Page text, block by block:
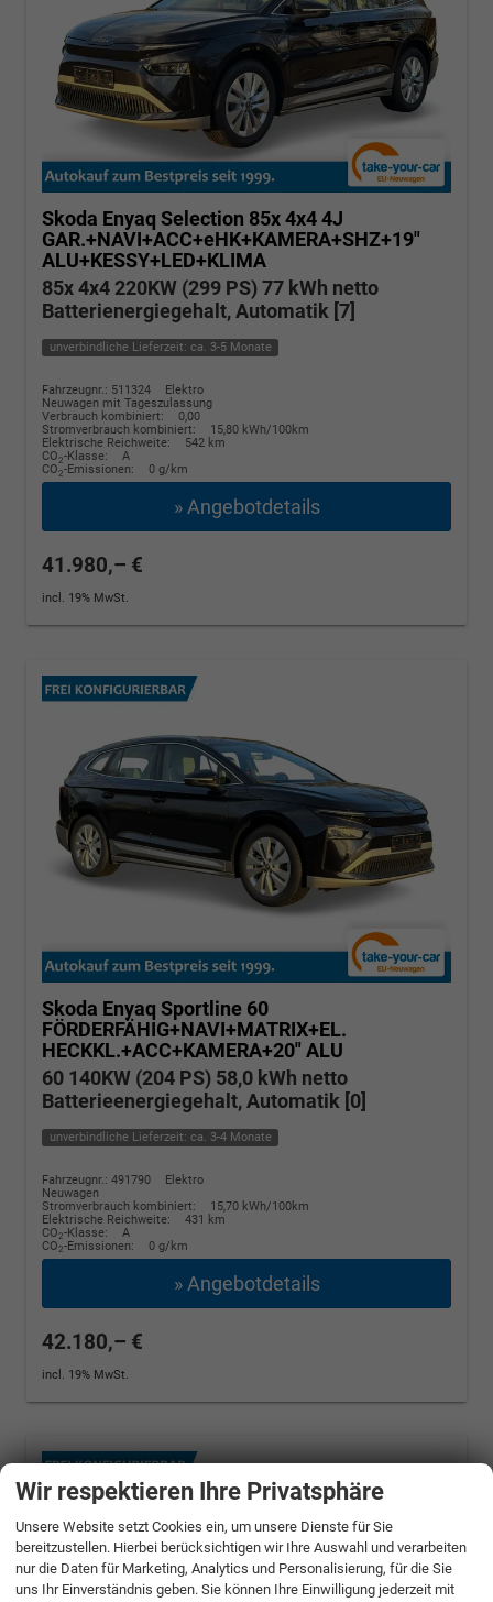
Skoda Enyaq Selection 85x 4x4 4J
GAR.+NAVI+ACC+eHK+KAMERA+SHZ+19"
ALU+KESSY+LED+KLIMA
85x 4x4 220KW (299 PS) 77 kWh netto
Batterienergiegehalt, Automatik [7]
unverbindliche Lieferzeit: ca. 3-5 Monate
Fahrzeugnr.: 511324
Elektro
Neuwagen mit Tageszulassung
Verbrauch kombiniert:
0,00
Stromverbrauch kombiniert:
15,80 kWh/100km
Elektrische Reichweite:
542 km
CO2-Klasse:
A
CO2-Emissionen: 0 g/km
» Angebotdetails
41.980,– €
incl. 19% MwSt.
Skoda Enyaq Sportline 60
FÖRDERFÄHIG+NAVI+MATRIX+EL.
HECKKL.+ACC+KAMERA+20" ALU
60 140KW (204 PS) 58,0 kWh netto
Batterieenergiegehalt, Automatik [0]
unverbindliche Lieferzeit: ca. 3-4 Monate
Fahrzeugnr.: 491790
Elektro
Neuwagen
Stromverbrauch kombiniert:
15,70 kWh/100km
Elektrische Reichweite:
431 km
CO2-Klasse:
A
CO2-Emissionen: 0 g/km
» Angebotdetails
42.180,– €
incl. 19% MwSt.
Wir respektieren Ihre Privatsphäre
Unsere Website setzt Cookies ein, um unsere Dienste für Sie
bereitzustellen. Hierbei berücksichtigen wir Ihre Auswahl und verarbeiten
nur die Daten für Marketing, Analytics und Personalisierung, für die Sie
uns Ihr Einverständnis geben. Sie können Ihre Einwilligung jederzeit mit